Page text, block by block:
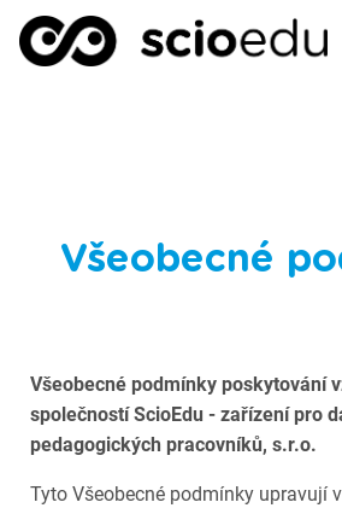
Všeobecné
Všeobecné podmínky poskytování
společností ScioEdu - zařízení pro
pedagogických pracovníků, s.r.o.
Tyto Všeobecné podmínky upravují